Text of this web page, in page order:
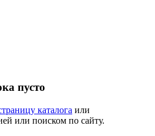
пусто
каталога или
или поиском по сайту.